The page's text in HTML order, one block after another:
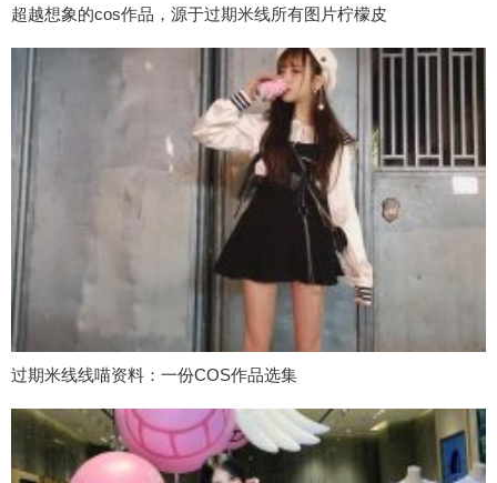
超越想象的cos作品，源于过期米线所有图片柠檬皮
过期米线线喵资料：一份COS作品选集